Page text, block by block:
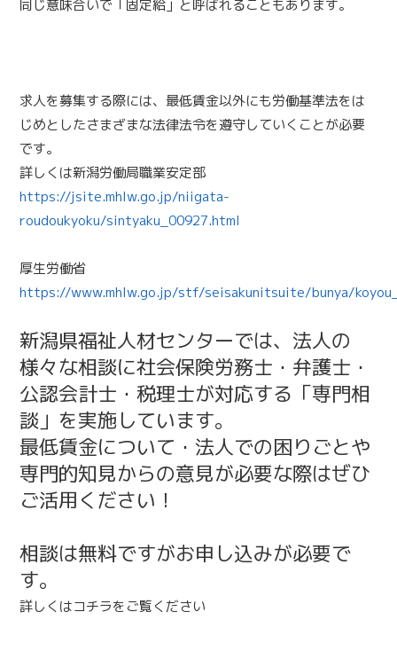
同じ意味合いで「固定給」と呼ばれることもあります。
求人を募集する際には、最低賃金以外にも労働基準法をは
じめとしたさまざまな法律法令を遵守していくことが必要
です。
詳しくは新潟労働局職業安定部
https://jsite.mhlw.go.jp/niigata-
roudoukyoku/sintyaku_00927.html
厚生労働省
https://www.mhlw.go.jp/stf/seisakunitsuite/bunya/
新潟県福祉人材センターでは、法人の
様々な相談に社会保険労務士・弁護士・
公認会計士・税理士が対応する「専門相
談」を実施しています。
最低賃金について・法人での困りごとや
専門的知見からの意見が必要な際はぜひ
ご活用ください！
相談は無料ですがお申し込みが必要で
す。
詳しくはコチラをご覧ください